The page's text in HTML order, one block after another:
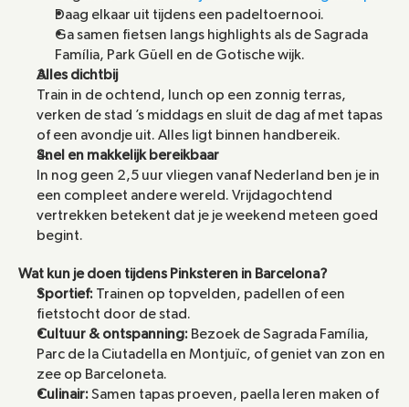
Daag elkaar uit tijdens een padeltoernooi.
Ga samen fietsen langs highlights als de Sagrada
Família, Park Güell en de Gotische wijk.
Alles dichtbij
Train in de ochtend, lunch op een zonnig terras,
verken de stad ’s middags en sluit de dag af met tapas
of een avondje uit. Alles ligt binnen handbereik.
Snel en makkelijk bereikbaar
In nog geen 2,5 uur vliegen vanaf Nederland ben je in
een compleet andere wereld. Vrijdagochtend
vertrekken betekent dat je je weekend meteen goed
begint.
Wat kun je doen tijdens Pinksteren in Barcelona?
Sportief: Trainen op topvelden, padellen of een
fietstocht door de stad.
Cultuur & ontspanning: Bezoek de Sagrada Família,
Parc de la Ciutadella en Montjuïc, of geniet van zon en
zee op Barceloneta.
Culinair: Samen tapas proeven, paella leren maken of